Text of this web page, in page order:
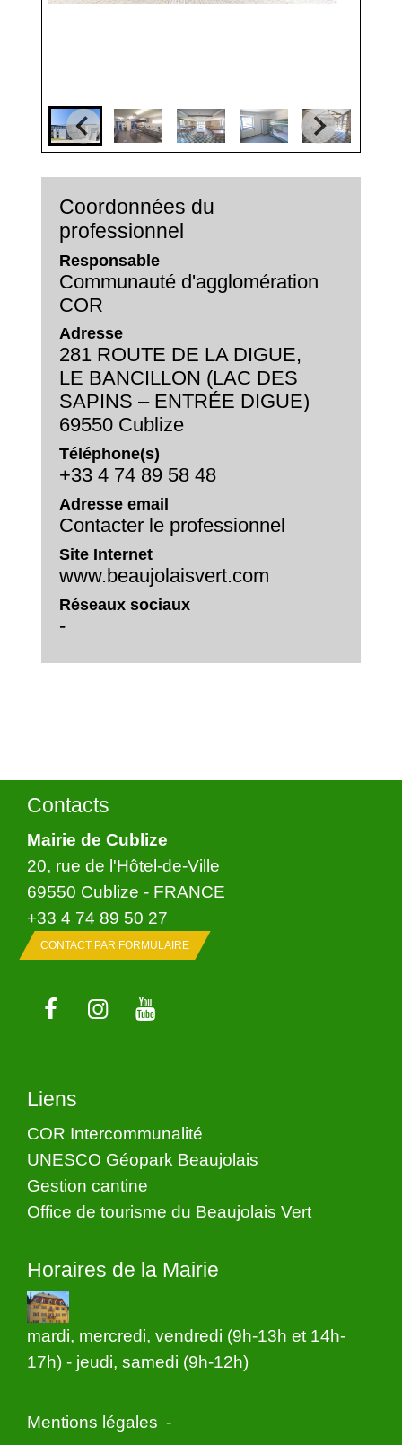
Coordonnées du
professionnel
Responsable
Communauté d'agglomération
COR
Adresse
281 ROUTE DE LA DIGUE,
LE BANCILLON (LAC DES
SAPINS – ENTRÉE DIGUE)
69550 Cublize
Téléphone(s)
+33 4 74 89 58 48
Adresse email
Contacter le professionnel
Site Internet
www.beaujolaisvert.com
Réseaux sociaux
-
Contacts
Mairie de Cublize
20, rue de l'Hôtel-de-Ville
69550 Cublize - FRANCE
+33 4 74 89 50 27
CONTACT PAR FORMULAIRE
Liens
COR Intercommunalité
UNESCO Géopark Beaujolais
Gestion cantine
Office de tourisme du Beaujolais Vert
Horaires de la Mairie
mardi, mercredi, vendredi (9h-13h et 14h-
17h) - jeudi, samedi (9h-12h)
Mentions légales -